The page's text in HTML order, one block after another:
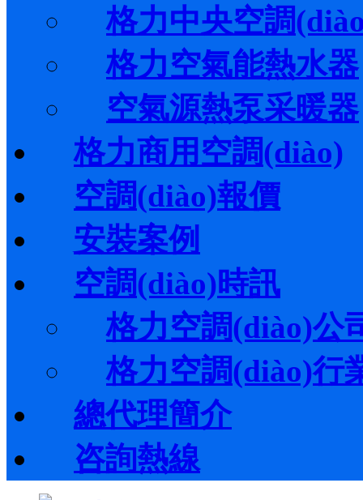
格力中央空調
格力空氣能熱水器
空氣源熱泵采暖器
格力商用空調(diào)
空調(diào)報價
安裝案例
空調(diào)時訊
格力空調(diào)公
格力空調(diào)行
總代理簡介
咨詢熱線